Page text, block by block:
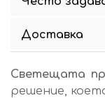
Доставка
Светещата
решение,